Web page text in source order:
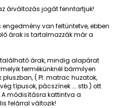
árváltozás jogát fenntartjuk!
van feltüntetve, ebben
árak is tartalmazzák már a
árak, mindig alapárat
termékünknél bármilyen
( Pl: matrac huzatok,
típusok, pácszínek …. stb ) ott
módisításra kattintva a
felárral változik!